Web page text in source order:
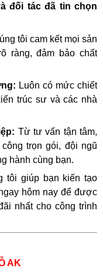
đối tác đã tin chọn
tôi cam kết mọi sản
ràng, đảm bảo chất
Luôn có mức chiết
trúc sư và các nhà
Từ tư vấn tận tâm,
trọn gói, đội ngũ
hành cùng bạn.
tôi giúp bạn kiến tạo
hôm nay để được
nhất cho công trình
AK